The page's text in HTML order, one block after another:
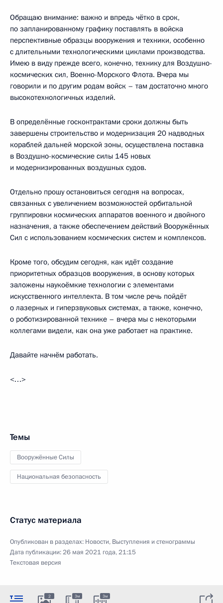
Обращаю внимание: важно и впредь чётко в срок,
по запланированному графику поставлять в войска
перспективные образцы вооружения и техники, особенно
с длительными технологическими циклами производства.
Имею в виду прежде всего, конечно, технику для Воздушно-
космических сил, Военно-Морского Флота. Вчера мы
говорили и по другим родам войск – там достаточно много
высокотехнологичных изделий.
В определённые госконтрактами сроки должны быть
завершены строительство и модернизация 20 надводных
кораблей дальней морской зоны, осуществлена поставка
в Воздушно-космические силы 145 новых
и модернизированных воздушных судов.
Отдельно прошу остановиться сегодня на вопросах,
связанных с увеличением возможностей орбитальной
группировки космических аппаратов военного и двойного
назначения, а также обеспечением действий Вооружённых
Сил с использованием космических систем и комплексов.
Кроме того, обсудим сегодня, как идёт создание
приоритетных образцов вооружения, в основу которых
заложены наукоёмкие технологии с элементами
искусственного интеллекта. В том числе речь пойдёт
о лазерных и гиперзвуковых системах, а также, конечно,
о роботизированной технике – вчера мы с некоторыми
коллегами видели, как она уже работает на практике.
Давайте начнём работать.
<…>
Темы
Вооружённые Силы
Национальная безопасность
Статус материала
Опубликован в разделах: Новости, Выступления и стенограммы
Дата публикации:26 мая 2021 года, 21:15
Текстовая версия
2 3м 3м